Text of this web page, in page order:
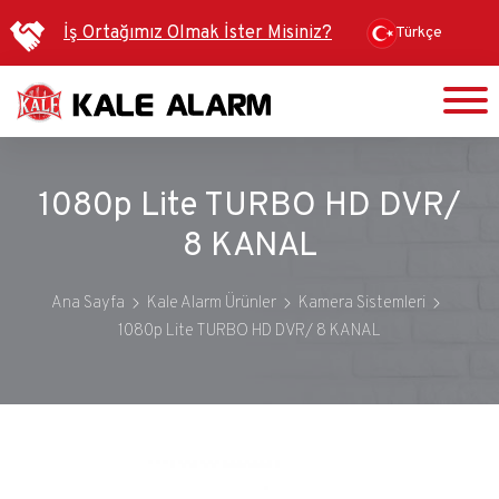
içeriğe
atla
İş Ortağımız Olmak İster Misiniz? Türkçe
1080p Lite TURBO HD DVR/
8 KANAL
Ana Sayfa Kale Alarm Ürünler
Kamera Sistemleri
1080p Lite TURBO HD DVR/ 8 KANAL